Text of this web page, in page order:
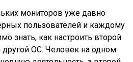
мониторов уже давно
пользователей и каждому
знать, как настроить второй
ОС. Человек на одном